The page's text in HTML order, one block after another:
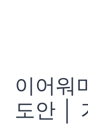
이어워
도안 │